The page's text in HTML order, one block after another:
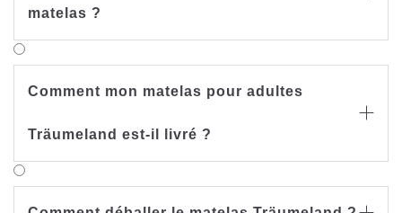
matelas ?
Comment mon matelas pour adultes
Träumeland est-il livré ?
